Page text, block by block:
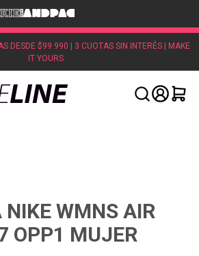
DESDE $99.990 | 3 CUOTAS SIN INTERÉS | MAKE
IT YOURS
WMNS AIR
OPP1 MUJER